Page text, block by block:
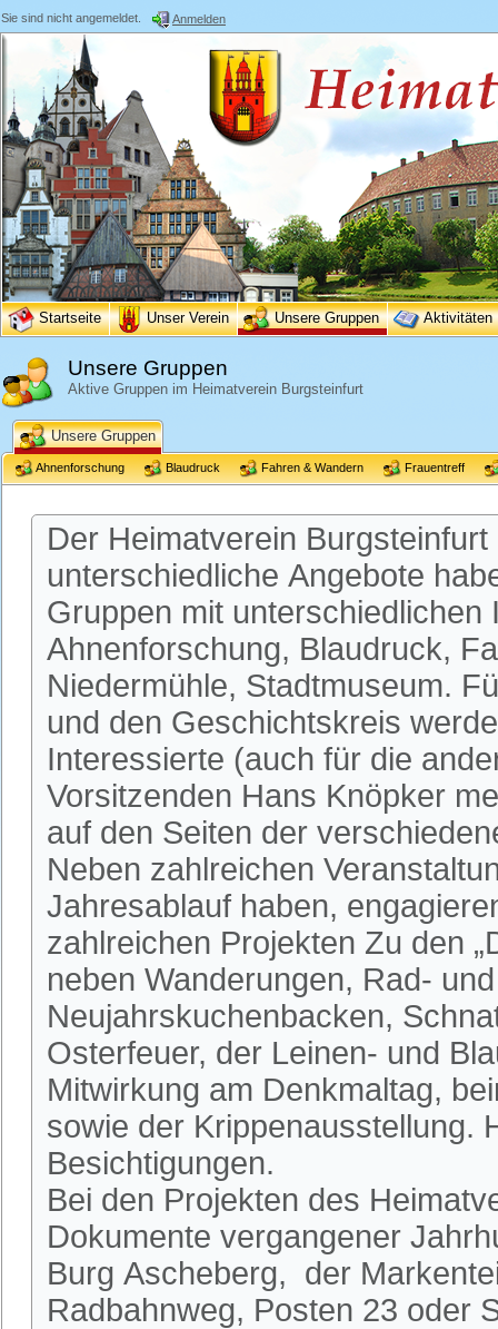
Sie sind nicht angemeldet. Anmelden
Startseite Unser Verein Unsere Gruppen Aktivitäten
Unsere Gruppen
Aktive Gruppen im Heimatverein Burgsteinfurt
Unsere Gruppen
Ahnenforschung Blaudruck Fahren & Wandern Frauentreff
Der Heimatverein
unterschiedliche Angebote
Gruppen mit
Ahnenforschung, Blaudruck,
Niedermühle, Stadtmuseum.
und den Geschichtskreis
Interessierte (auch für die
Vorsitzenden Hans Knöpker
auf den Seiten der
Neben zahlreichen
Jahresablauf haben,
zahlreichen Projekten Zu den
neben Wanderungen, Rad-
Neujahrskuchenbacken,
Osterfeuer, der Leinen- und
Mitwirkung am Denkmaltag,
sowie der Krippenausstellung.
Besichtigungen.
Bei den Projekten des
Dokumente vergangener
Burg Ascheberg, der
Radbahnweg, Posten 23 oder